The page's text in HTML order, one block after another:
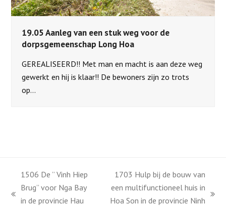
19.05 Aanleg van een stuk weg voor de
dorpsgemeenschap Long Hoa
GEREALISEERD!! Met man en macht is aan deze weg
gewerkt en hij is klaar!! De bewoners zijn zo trots
op…
previous
1506 De ” Vinh Hiep
Brug” voor Nga Bay
in de provincie Hau
next
1703 Hulp bij de bouw van
een multifunctioneel huis in
Hoa Son in de provincie Ninh